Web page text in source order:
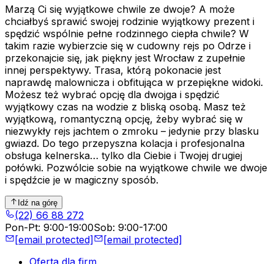
Marzą Ci się wyjątkowe chwile ze dwoje? A może
chciałbyś sprawić swojej rodzinie wyjątkowy prezent i
spędzić wspólnie pełne rodzinnego ciepła chwile? W
takim razie wybierzcie się w cudowny rejs po Odrze i
przekonajcie się, jak piękny jest Wrocław z zupełnie
innej perspektywy. Trasa, którą pokonacie jest
naprawdę malownicza i obfitująca w przepiękne widoki.
Możesz też wybrać opcję dla dwojga i spędzić
wyjątkowy czas na wodzie z bliską osobą. Masz też
wyjątkową, romantyczną opcję, żeby wybrać się w
niezwykły rejs jachtem o zmroku – jedynie przy blasku
gwiazd. Do tego przepyszna kolacja i profesjonalna
obsługa kelnerska… tylko dla Ciebie i Twojej drugiej
połówki. Pozwólcie sobie na wyjątkowe chwile we dwoje
i spędźcie je w magiczny sposób.
Idź na górę
(22) 66 88 272
Pon-Pt: 9:00-19:00Sob: 9:00-17:00
[email protected]
[email protected]